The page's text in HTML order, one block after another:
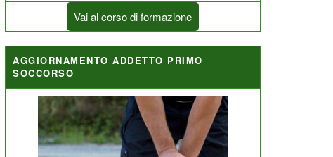
Vai al corso di formazione
AGGIORNAMENTO ADDETTO PRIMO
SOCCORSO